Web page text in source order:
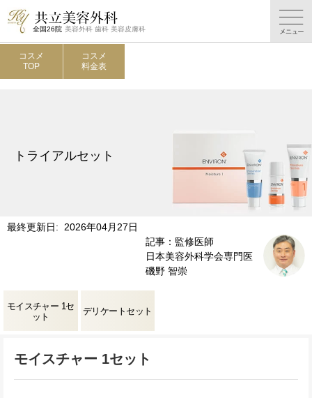
全国26院 美容外科 歯科 美容皮膚科
コスメ
TOP
コスメ
料金表
トライアルセット
最終更新日: 2026年04月27日
記事：監修医師
日本美容外科学会専門医
磯野 智崇
モイスチャー 1セ
ット
デリケートセット
モイスチャー 1セット